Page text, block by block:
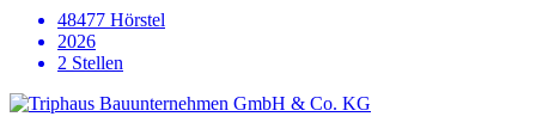
48477 Hörstel
2026
2 Stellen